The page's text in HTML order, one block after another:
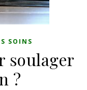
SOINS
soulager
?